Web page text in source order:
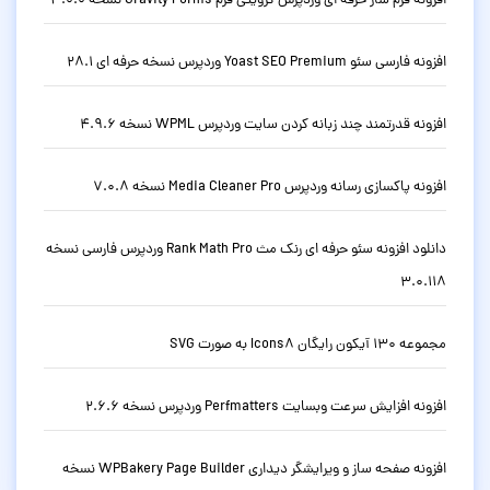
افزونه فارسی سئو Yoast SEO Premium وردپرس نسخه حرفه ای 28.1
افزونه قدرتمند چند زبانه کردن سایت وردپرس WPML نسخه 4.9.6
افزونه پاکسازی رسانه وردپرس Media Cleaner Pro نسخه 7.0.8
دانلود افزونه سئو حرفه ای رنک مث Rank Math Pro وردپرس فارسی نسخه
3.0.118
مجموعه 130 آیکون رایگان Icons8 به صورت SVG
افزونه افزایش سرعت وبسایت Perfmatters وردپرس نسخه 2.6.6
افزونه صفحه ساز و ویرایشگر دیداری WPBakery Page Builder نسخه